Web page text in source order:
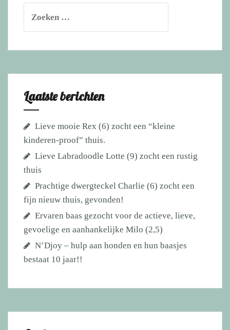
i.s.m.
Ut
naar:
Laatste berichten
Lieve mooie Rex (6) zocht een “kleine
kinderen-proof” thuis.
Lieve Labradoodle Lotte (9) zocht een rustig
thuis
Prachtige dwergteckel Charlie (6) zocht een
fijn nieuw thuis, gevonden!
Ervaren baas gezocht voor de actieve, lieve,
gevoelige en aanhankelijke Milo (2,5)
N’Djoy – hulp aan honden en hun baasjes
bestaat 10 jaar!!